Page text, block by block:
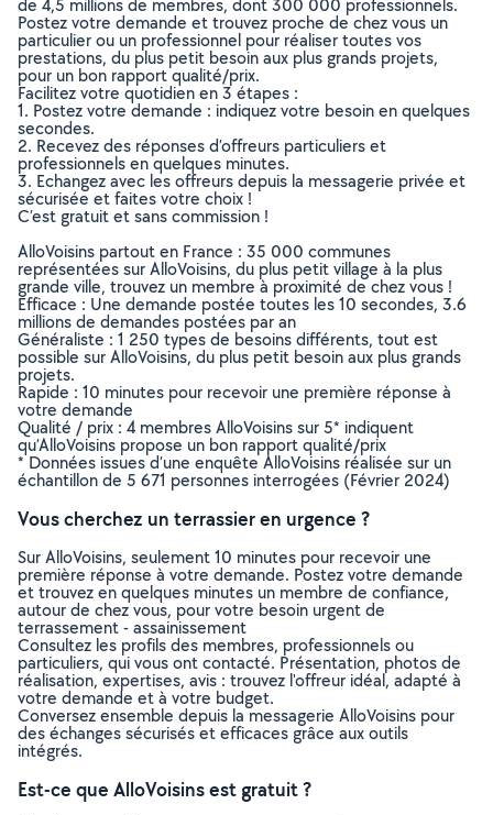
de 4,5 millions de membres, dont 300 000 professionnels.
Postez votre demande et trouvez proche de chez vous un
particulier ou un professionnel pour réaliser toutes vos
prestations, du plus petit besoin aux plus grands projets,
pour un bon rapport qualité/prix.
Facilitez votre quotidien en 3 étapes :
1. Postez votre demande : indiquez votre besoin en quelques
secondes.
2. Recevez des réponses d’offreurs particuliers et
professionnels en quelques minutes.
3. Echangez avec les offreurs depuis la messagerie privée et
sécurisée et faites votre choix !
C’est gratuit et sans commission !
AlloVoisins partout en France : 35 000 communes
représentées sur AlloVoisins, du plus petit village à la plus
grande ville, trouvez un membre à proximité de chez vous !
Efficace : Une demande postée toutes les 10 secondes, 3.6
millions de demandes postées par an
Généraliste : 1 250 types de besoins différents, tout est
possible sur AlloVoisins, du plus petit besoin aux plus grands
projets.
Rapide : 10 minutes pour recevoir une première réponse à
votre demande
Qualité / prix : 4 membres AlloVoisins sur 5* indiquent
qu’AlloVoisins propose un bon rapport qualité/prix
* Données issues d’une enquête AlloVoisins réalisée sur un
échantillon de 5 671 personnes interrogées (Février 2024)
Vous cherchez un terrassier en urgence ?
Sur AlloVoisins, seulement 10 minutes pour recevoir une
première réponse à votre demande. Postez votre demande
et trouvez en quelques minutes un membre de confiance,
autour de chez vous, pour votre besoin urgent de
terrassement - assainissement
Consultez les profils des membres, professionnels ou
particuliers, qui vous ont contacté. Présentation, photos de
réalisation, expertises, avis : trouvez l'offreur idéal, adapté à
votre demande et à votre budget.
Conversez ensemble depuis la messagerie AlloVoisins pour
des échanges sécurisés et efficaces grâce aux outils
intégrés.
Est-ce que AlloVoisins est gratuit ?